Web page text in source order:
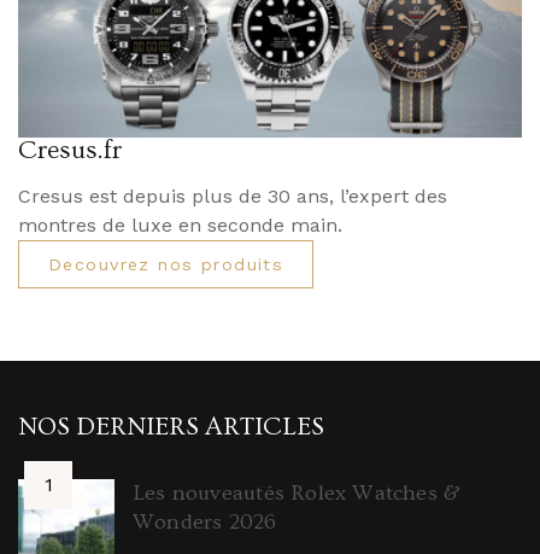
Cresus.fr
Cresus est depuis plus de 30 ans, l’expert des
montres de luxe en seconde main.
Decouvrez nos produits
NOS DERNIERS ARTICLES
Les nouveautés Rolex Watches &
Wonders 2026